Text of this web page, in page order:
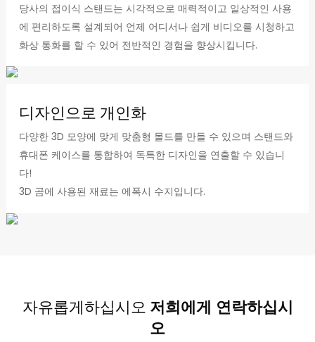
당사의 접이식 스탠드는 시각적으로 매력적이고 일상적인 사용
에 편리하도록 설계되어 언제 어디서나 쉽게 비디오를 시청하고
화상 통화를 할 수 있어 전반적인 경험을 향상시킵니다.
디자인으로 개인화
다양한 3D 모양에 맞게 맞춤형 몰드를 만들 수 있으며 스탠드와
휴대폰 케이스를 통합하여 독특한 디자인을 연출할 수 있습니
다!
3D 곰에 사용된 재료는 에폭시 수지입니다.
자유롭게하십시오 저희에게 연락하십시
오